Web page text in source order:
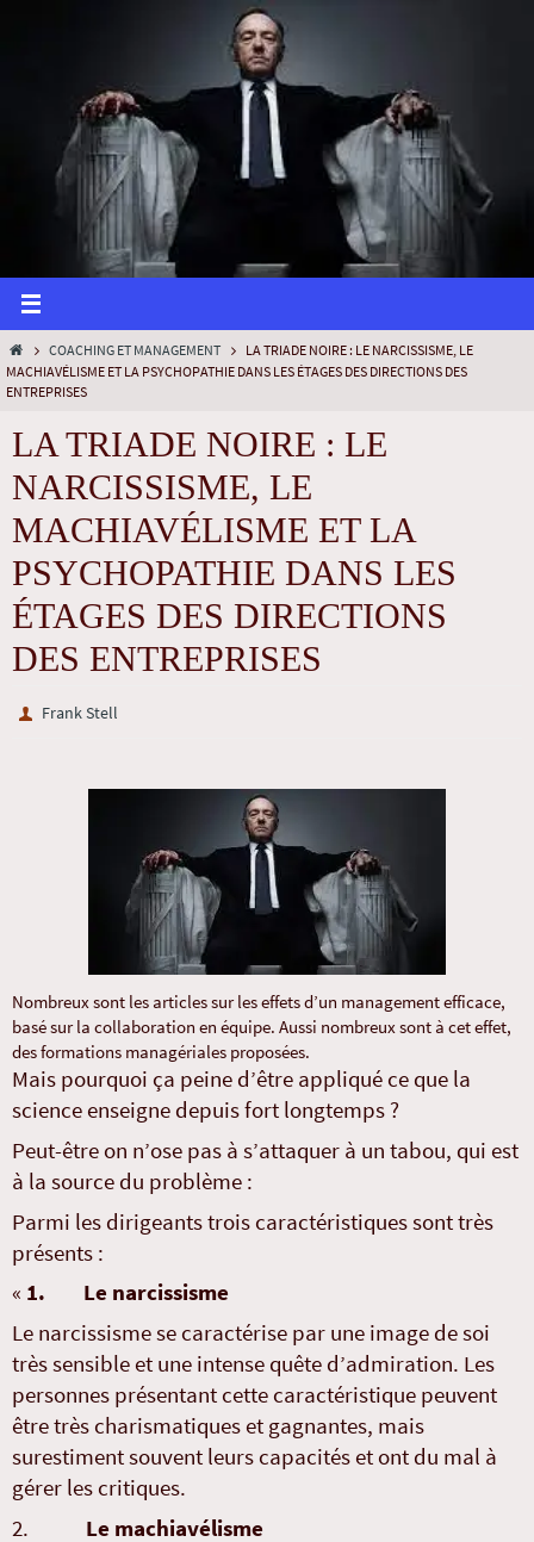
COACHING ET MANAGEMENT
LA TRIADE NOIRE : LE NARCISSISME, LE
MACHIAVÉLISME ET LA PSYCHOPATHIE DANS LES ÉTAGES DES DIRECTIONS DES
ENTREPRISES
LA TRIADE NOIRE : LE
NARCISSISME, LE
MACHIAVÉLISME ET LA
PSYCHOPATHIE DANS LES
ÉTAGES DES DIRECTIONS
DES ENTREPRISES
Frank Stell
Nombreux sont les articles sur les effets d’un management efficace,
basé sur la collaboration en équipe. Aussi nombreux sont à cet effet,
des formations managériales proposées.
Mais pourquoi ça peine d’être appliqué ce que la
science enseigne depuis fort longtemps ?
Peut-être on n’ose pas à s’attaquer à un tabou, qui est
à la source du problème :
Parmi les dirigeants trois caractéristiques sont très
présents :
« 1. Le narcissisme
Le narcissisme se caractérise par une image de soi
très sensible et une intense quête d’admiration. Les
personnes présentant cette caractéristique peuvent
être très charismatiques et gagnantes, mais
surestiment souvent leurs capacités et ont du mal à
gérer les critiques.
2.
Le machiavélisme